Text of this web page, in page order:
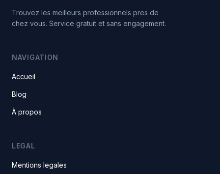
Trouvez les meilleurs professionnels pres de
chez vous. Service gratuit et sans engagement.
NAVIGATION
Accueil
Blog
À propos
LEGAL
Mentions legales